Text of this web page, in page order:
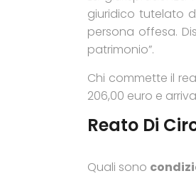
giuridico tutelato
persona offesa.
patrimonio”.
Chi commette il
206,00 euro e
Reato Di
Quali sono